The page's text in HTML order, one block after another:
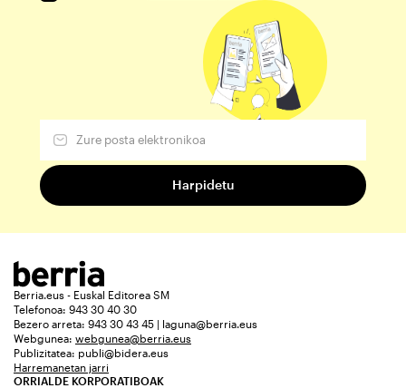
Berria.eus - Euskal Editorea SM
Telefonoa: 943 30 40 30
Bezero arreta: 943 30 43 45 | laguna@berria.eus
Webgunea: webgunea@berria.eus
Publizitatea: publi@bidera.eus
Harremanetan jarri
ORRIALDE KORPORATIBOAK